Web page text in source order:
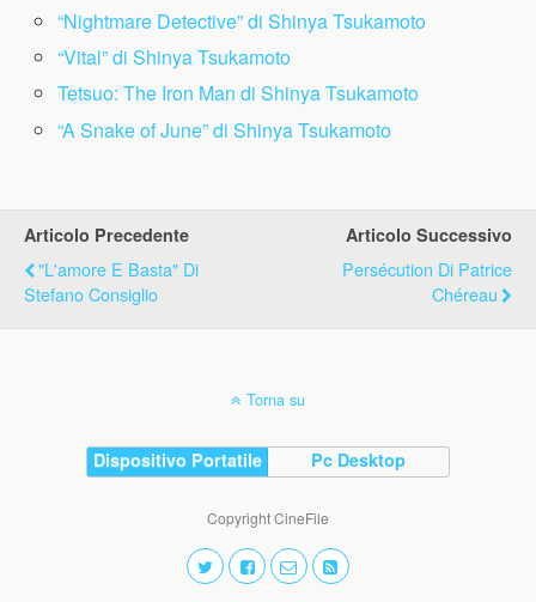
“Nightmare Detective” di Shinya Tsukamoto
“Vital” di Shinya Tsukamoto
Tetsuo: The Iron Man di Shinya Tsukamoto
“A Snake of June” di Shinya Tsukamoto
Articolo Precedente
"L'amore E Basta" Di
Stefano Consiglio
Articolo Successivo
Persécution Di Patrice
Chéreau
Torna su
Dispositivo Portatile Pc Desktop
Copyright CineFile